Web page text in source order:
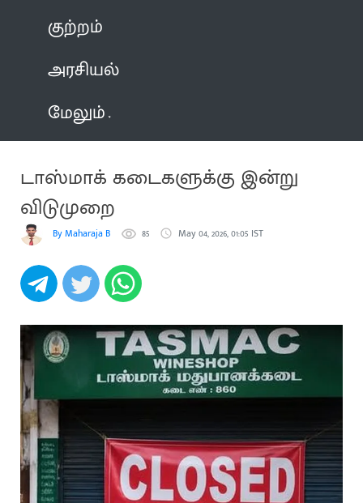
குற்றம்
அரசியல்
மேலும்
டாஸ்மாக் கடைகளுக்கு இன்று
விடுமுறை
By Maharaja B 85 May 04, 2026, 01:05 IST